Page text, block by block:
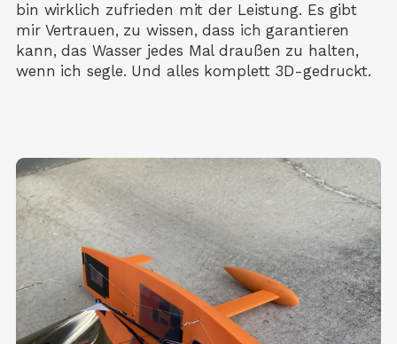
bin wirklich zufrieden mit der Leistung. Es gibt
mir Vertrauen, zu wissen, dass ich garantieren
kann, das Wasser jedes Mal draußen zu halten,
wenn ich segle. Und alles komplett 3D-gedruckt.